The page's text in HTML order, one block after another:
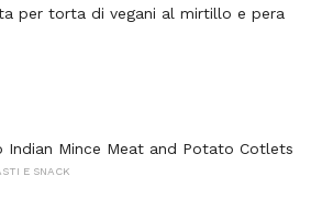
per torta di vegani al mirtillo e pera
Indian Mince Meat and Potato Cotlets
E SNACK